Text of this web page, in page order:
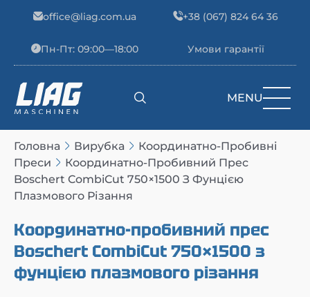
office@liag.com.ua +38 (067) 824 64 36
Пн-Пт: 09:00—18:00 Умови гарантії
Main Navigation MENU
Головна Вирубка
Координатно-Пробивні
Преси
Координатно-Пробивний Прес
Boschert CombiCut 750×1500 З Фунцією
Плазмового Різання
Координатно-пробивний прес
Boschert CombiCut 750×1500 з
фунцією плазмового різання